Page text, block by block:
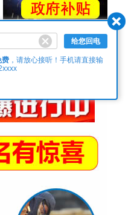
给您回电
费，请放心接听！手机请直接输